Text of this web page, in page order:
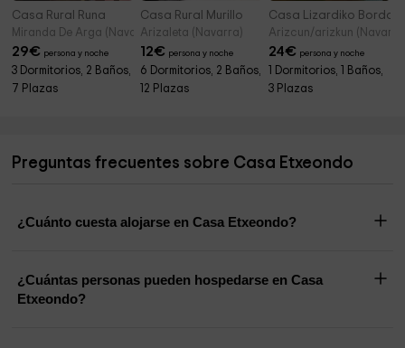
Casa Rural Runa
Miranda De Arga (Navarra)
29€ persona y noche
3 Dormitorios, 2 Baños,
7 Plazas
Casa Rural Murillo
Arizaleta (Navarra)
12€ persona y noche
6 Dormitorios, 2 Baños,
12 Plazas
Casa Lizardiko Borda II
Arizcun/arizkun
24€ persona y noche
1 Dormitorios, 1 Baños,
3 Plazas
Preguntas frecuentes sobre Casa Etxeondo
¿Cuánto cuesta alojarse en Casa Etxeondo?
¿Cuántas personas pueden hospedarse en Casa
Etxeondo?